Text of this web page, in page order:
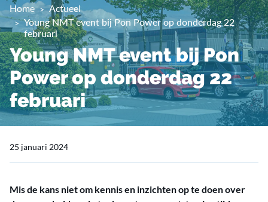
Home
Actueel
Young NMT event bij Pon Power op donderdag 22
februari
Young NMT event bij Pon
Power op donderdag 22
februari
25 januari 2024
Mis de kans niet om kennis en inzichten op te doen over